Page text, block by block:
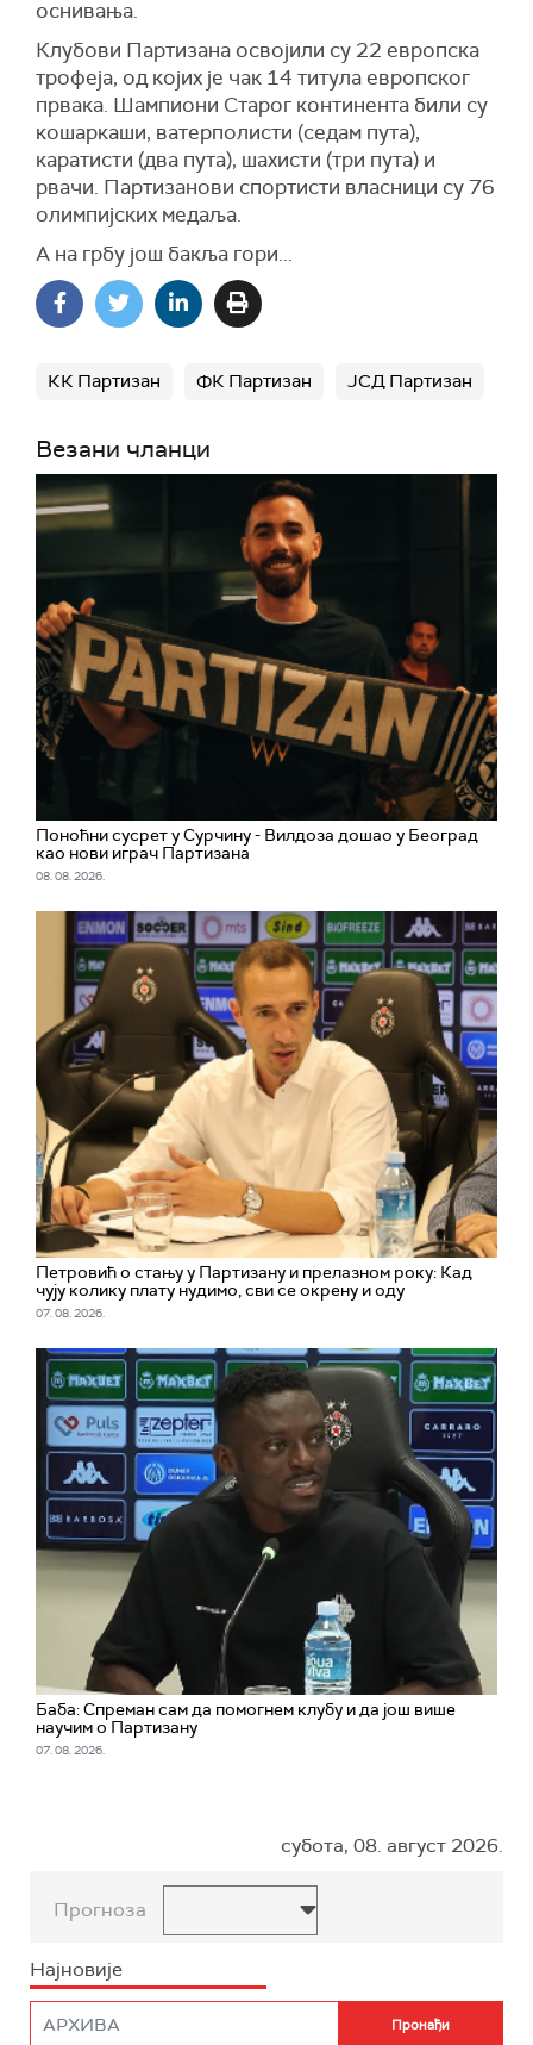
оснивања.
Клубови Партизана освојили су 22 европска
трофеја, од којих је чак 14 титула европског
првака. Шампиони Старог континента били су
кошаркаши, ватерполисти (седам пута),
каратисти (два пута), шахисти (три пута) и
рвачи. Партизанови спортисти власници су 76
олимпијских медаља.
А на грбу још бакља гори...
КК Партизан ФК Партизан ЈСД Партизан
Везани чланци
Поноћни сусрет у Сурчину - Вилдоза дошао у Београд
као нови играч Партизана
08. 08. 2026.
Петровић о стању у Партизану и прелазном року: Кад
чују колику плату нудимо, сви се окрену и оду
07. 08. 2026.
Баба: Спреман сам да помогнем клубу и да још више
научим о Партизану
07. 08. 2026.
субота, 08. август 2026.
Прогноза
Најновије